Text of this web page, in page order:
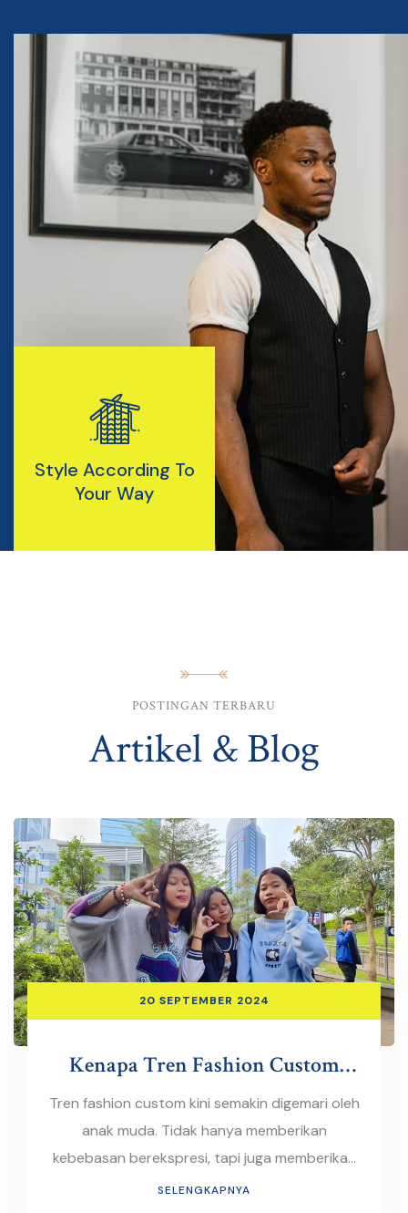
Style According To
Your Way
POSTINGAN TERBARU
Artikel & Blog
20 SEPTEMBER 2024
Kenapa Tren Fashion Custom
Semakin Populer di Kalangan
Anak Muda?
Tren fashion custom kini semakin digemari oleh
anak muda. Tidak hanya memberikan
kebebasan berekspresi, tapi juga memberikan
sentuhan unik yang membuat mereka berbeda
SELENGKAPNYA